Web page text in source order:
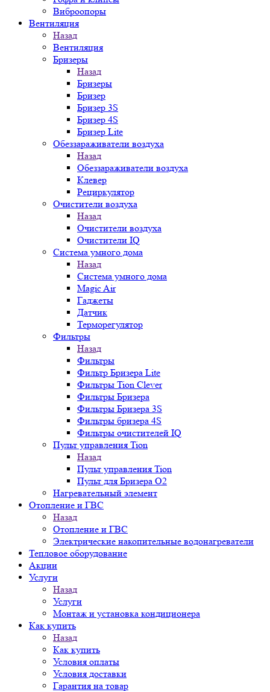
Виброопоры
Вентиляция
Назад
Вентиляция
Бризеры
Назад
Бризеры
Бризер
Бризер 3S
Бризер 4S
Бризер Lite
Обеззараживатели воздуха
Назад
Обеззараживатели воздуха
Клевер
Рециркулятор
Очистители воздуха
Назад
Очистители воздуха
Очистители IQ
Система умного дома
Назад
Система умного дома
Magic Air
Гаджеты
Датчик
Терморегулятор
Фильтры
Назад
Фильтры
Фильтр Бризера Lite
Фильтры Tion Clever
Фильтры Бризера
Фильтры Бризера 3S
Фильтры бризера 4S
Фильтры очистителей IQ
Пульт управления Tion
Назад
Пульт управления Tion
Пульт для Бризера O2
Нагревательный элемент
Отопление и ГВС
Назад
Отопление и ГВС
Электрические накопительные водонагреватели
Тепловое оборудование
Акции
Услуги
Назад
Услуги
Монтаж и установка кондиционера
Как купить
Назад
Как купить
Условия оплаты
Условия доставки
Гарантия на товар